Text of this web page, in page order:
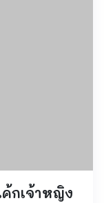
กเจ้าหญิง